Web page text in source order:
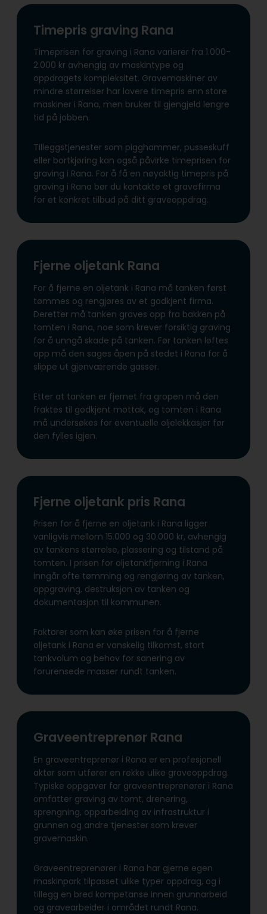
Timepris graving Rana
Timeprisen for graving i Rana varierer fra 1.000-
2.000 kr avhengig av maskintype og
oppdragets kompleksitet. Gravemaskiner av
mindre størrelser har lavere timepris enn store
maskiner i Rana, men bruker til gjengjeld lengre
tid på jobben.
Tilleggstjenester som pigghammer, pusseskuff
eller bortkjøring kan også påvirke timeprisen for
graving i Rana. For å få en nøyaktig timepris på
graving i Rana bør du kontakte et gravefirma
for et konkret tilbud på ditt graveoppdrag.
Fjerne oljetank Rana
For å fjerne en oljetank i Rana må tanken først
tømmes og rengjøres av et godkjent firma.
Deretter må tanken graves opp fra bakken på
tomten i Rana, noe som krever forsiktig graving
for å unngå skade på tanken. Før tanken løftes
opp må den sages åpen på stedet i Rana for å
slippe ut gjenværende gasser.
Etter at tanken er fjernet fra gropen må den
fraktes til godkjent mottak, og tomten i Rana
må undersøkes for eventuelle oljelekkasjer før
den fylles igjen.
Fjerne oljetank pris Rana
Prisen for å fjerne en oljetank i Rana ligger
vanligvis mellom 15.000 og 30.000 kr, avhengig
av tankens størrelse, plassering og tilstand på
tomten. I prisen for oljetankfjerning i Rana
inngår ofte tømming og rengjøring av tanken,
oppgraving, destruksjon av tanken og
dokumentasjon til kommunen.
Faktorer som kan øke prisen for å fjerne
oljetank i Rana er vanskelig tilkomst, stort
tankvolum og behov for sanering av
forurensede masser rundt tanken.
Graveentreprenør Rana
En graveentreprenør i Rana er en profesjonell
aktør som utfører en rekke ulike graveoppdrag.
Typiske oppgaver for graveentreprenører i Rana
omfatter graving av tomt, drenering,
sprengning, opparbeiding av infrastruktur i
grunnen og andre tjenester som krever
gravemaskin.
Graveentreprenører i Rana har gjerne egen
maskinpark tilpasset ulike typer oppdrag, og i
tillegg en bred kompetanse innen grunnarbeid
og gravearbeider i området rundt Rana.